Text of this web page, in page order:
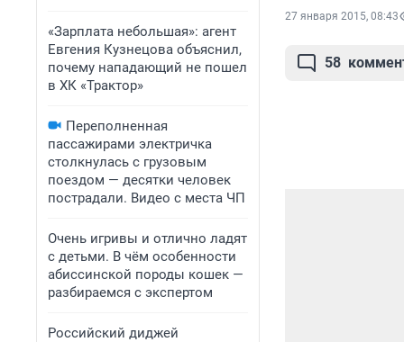
«Зарплата небольшая»: агент
Евгения Кузнецова объяснил,
почему нападающий не пошел
в ХК «Трактор»
Переполненная
пассажирами электричка
столкнулась с грузовым
поездом — десятки человек
пострадали. Видео с места ЧП
Очень игривы и отлично ладят
с детьми. В чём особенности
абиссинской породы кошек —
разбираемся с экспертом
Российский диджей
27 января 2015, 08:43
58